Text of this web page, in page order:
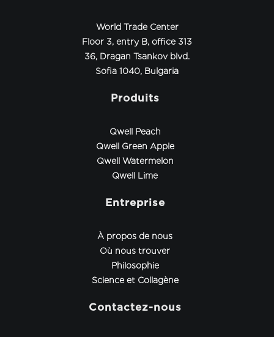
World Trade Center
Floor 3, entry B, office 313
36, Dragan Tsankov blvd.
Sofia 1040, Bulgaria
Produits
Qwell Peach
Qwell Green Apple
Qwell Watermelon
Qwell Lime
Entreprise
À propos de nous
Où nous trouver
Philosophie
Science et Collagène
Contactez-nous